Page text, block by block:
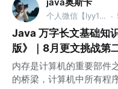
个人微信【lyy13219015380】 @保密 ·
Java 万字长文基础知
版》｜8月更文挑战第
内存是计算机的重要部件
的桥梁，计算机中所有程